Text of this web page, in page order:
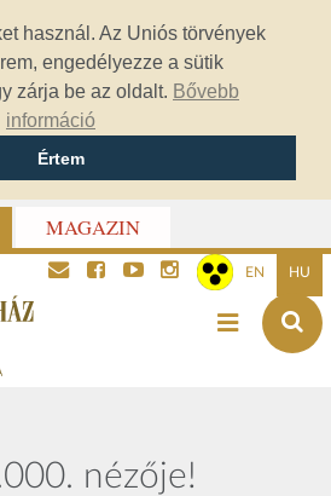
használ. Az Uniós törvények
engedélyezze a sütik
zárja be az oldalt. Bővebb
információ
Értem
MAGAZIN
EN HU
nézője!